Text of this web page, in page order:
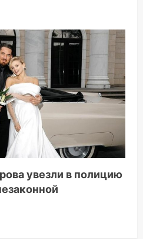
увезли в полицию